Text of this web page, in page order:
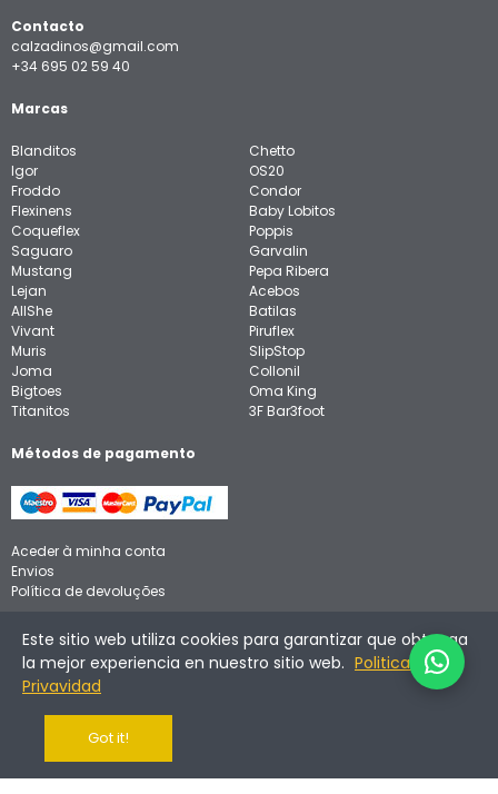
Contacto
calzadinos@gmail.com
+34 695 02 59 40
Marcas
Blanditos
Igor
Froddo
Flexinens
Coqueflex
Saguaro
Mustang
Lejan
AllShe
Vivant
Muris
Joma
Bigtoes
Titanitos
Chetto
OS20
Condor
Baby Lobitos
Poppis
Garvalin
Pepa Ribera
Acebos
Batilas
Piruflex
SlipStop
Collonil
Oma King
3F Bar3foot
Métodos de pagamento
Aceder à minha conta
Envios
Política de devoluções
Aviso legal
Política de privacidade
Política de cookies
©2026
Este sitio web utiliza cookies para garantizar que obtenga
la mejor experiencia en nuestro sitio web. Politica de
Privavidad
Got it!